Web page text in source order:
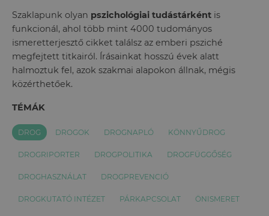
Szaklapunk olyan pszichológiai tudástárként is
funkcionál, ahol több mint 4000 tudományos
ismeretterjesztő cikket találsz az emberi psziché
megfejtett titkairól. Írásainkat hosszú évek alatt
halmoztuk fel, azok szakmai alapokon állnak, mégis
közérthetőek.
TÉMÁK
DROG DROGOK DROGNAPLÓ KÖNNYŰDROG
DROGRIPORTER DROGPOLITIKA DROGFÜGGŐSÉG
DROGHASZNÁLAT DROGPREVENCIÓ
DROGKUTATÓ INTÉZET PÁRKAPCSOLAT ÖNISMERET